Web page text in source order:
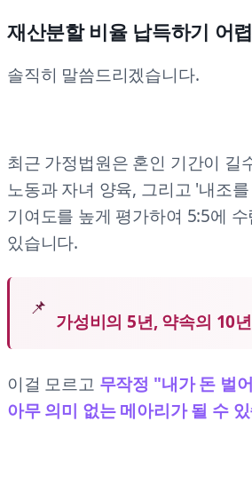
재산분할 비율 납득하기 어
솔직히 말씀드리겠습니다.
최근 가정법원은 혼인 기간이 길
노동과 자녀 양육, 그리고 '내조
기여도를 높게 평가하여 5:5에
있습니다.
가성비의 5년, 약속의 10
이걸 모르고 무작정 "내가 돈 벌
아무 의미 없는 메아리가 될 수